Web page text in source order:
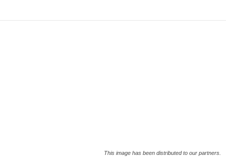
This image has been distributed to our partners.